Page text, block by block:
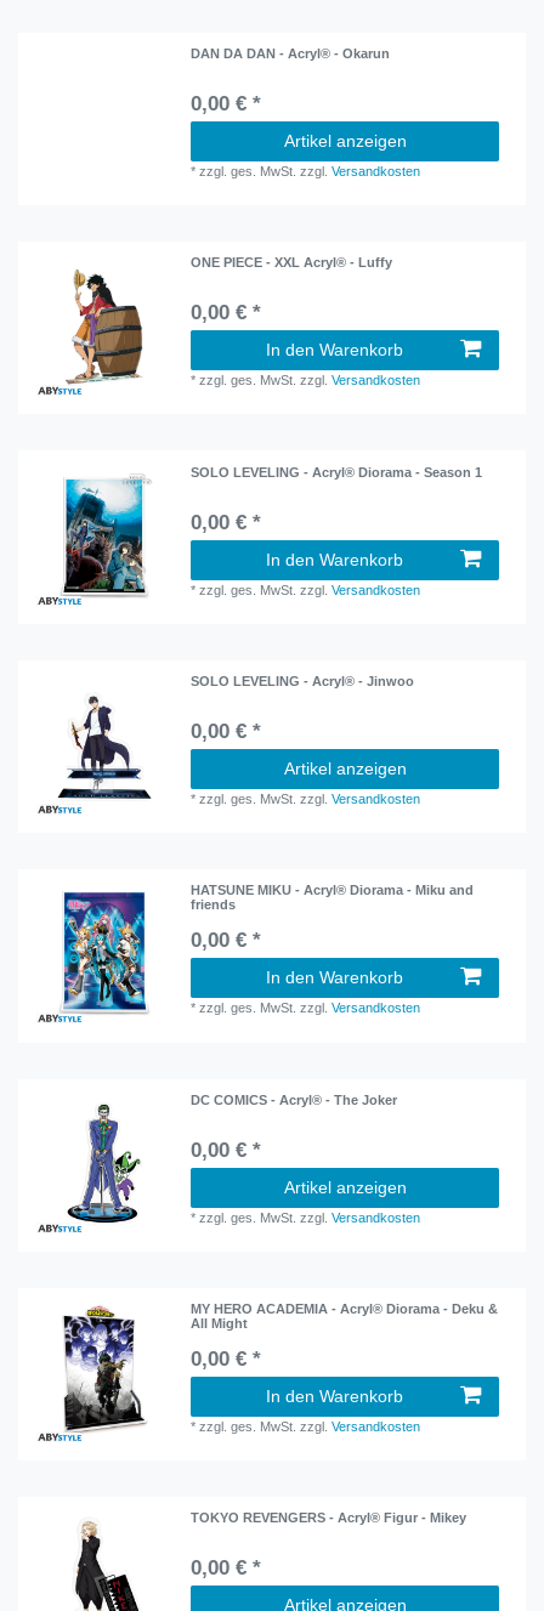
DAN DA DAN - Acryl® - Okarun
0,00 € *
Artikel anzeigen
*zzgl. ges. MwSt. zzgl.Versandkosten
ONE PIECE - XXL Acryl® - Luffy
0,00 € *
In den Warenkorb
*zzgl. ges. MwSt. zzgl.Versandkosten
SOLO LEVELING - Acryl® Diorama - Season 1
0,00 € *
In den Warenkorb
*zzgl. ges. MwSt. zzgl.Versandkosten
SOLO LEVELING - Acryl® - Jinwoo
0,00 € *
Artikel anzeigen
*zzgl. ges. MwSt. zzgl.Versandkosten
HATSUNE MIKU - Acryl® Diorama - Miku and
friends
0,00 € *
In den Warenkorb
*zzgl. ges. MwSt. zzgl.Versandkosten
DC COMICS - Acryl® - The Joker
0,00 € *
Artikel anzeigen
*zzgl. ges. MwSt. zzgl.Versandkosten
MY HERO ACADEMIA - Acryl® Diorama - Deku &
All Might
0,00 € *
In den Warenkorb
*zzgl. ges. MwSt. zzgl.Versandkosten
TOKYO REVENGERS - Acryl® Figur - Mikey
0,00 € *
Artikel anzeigen